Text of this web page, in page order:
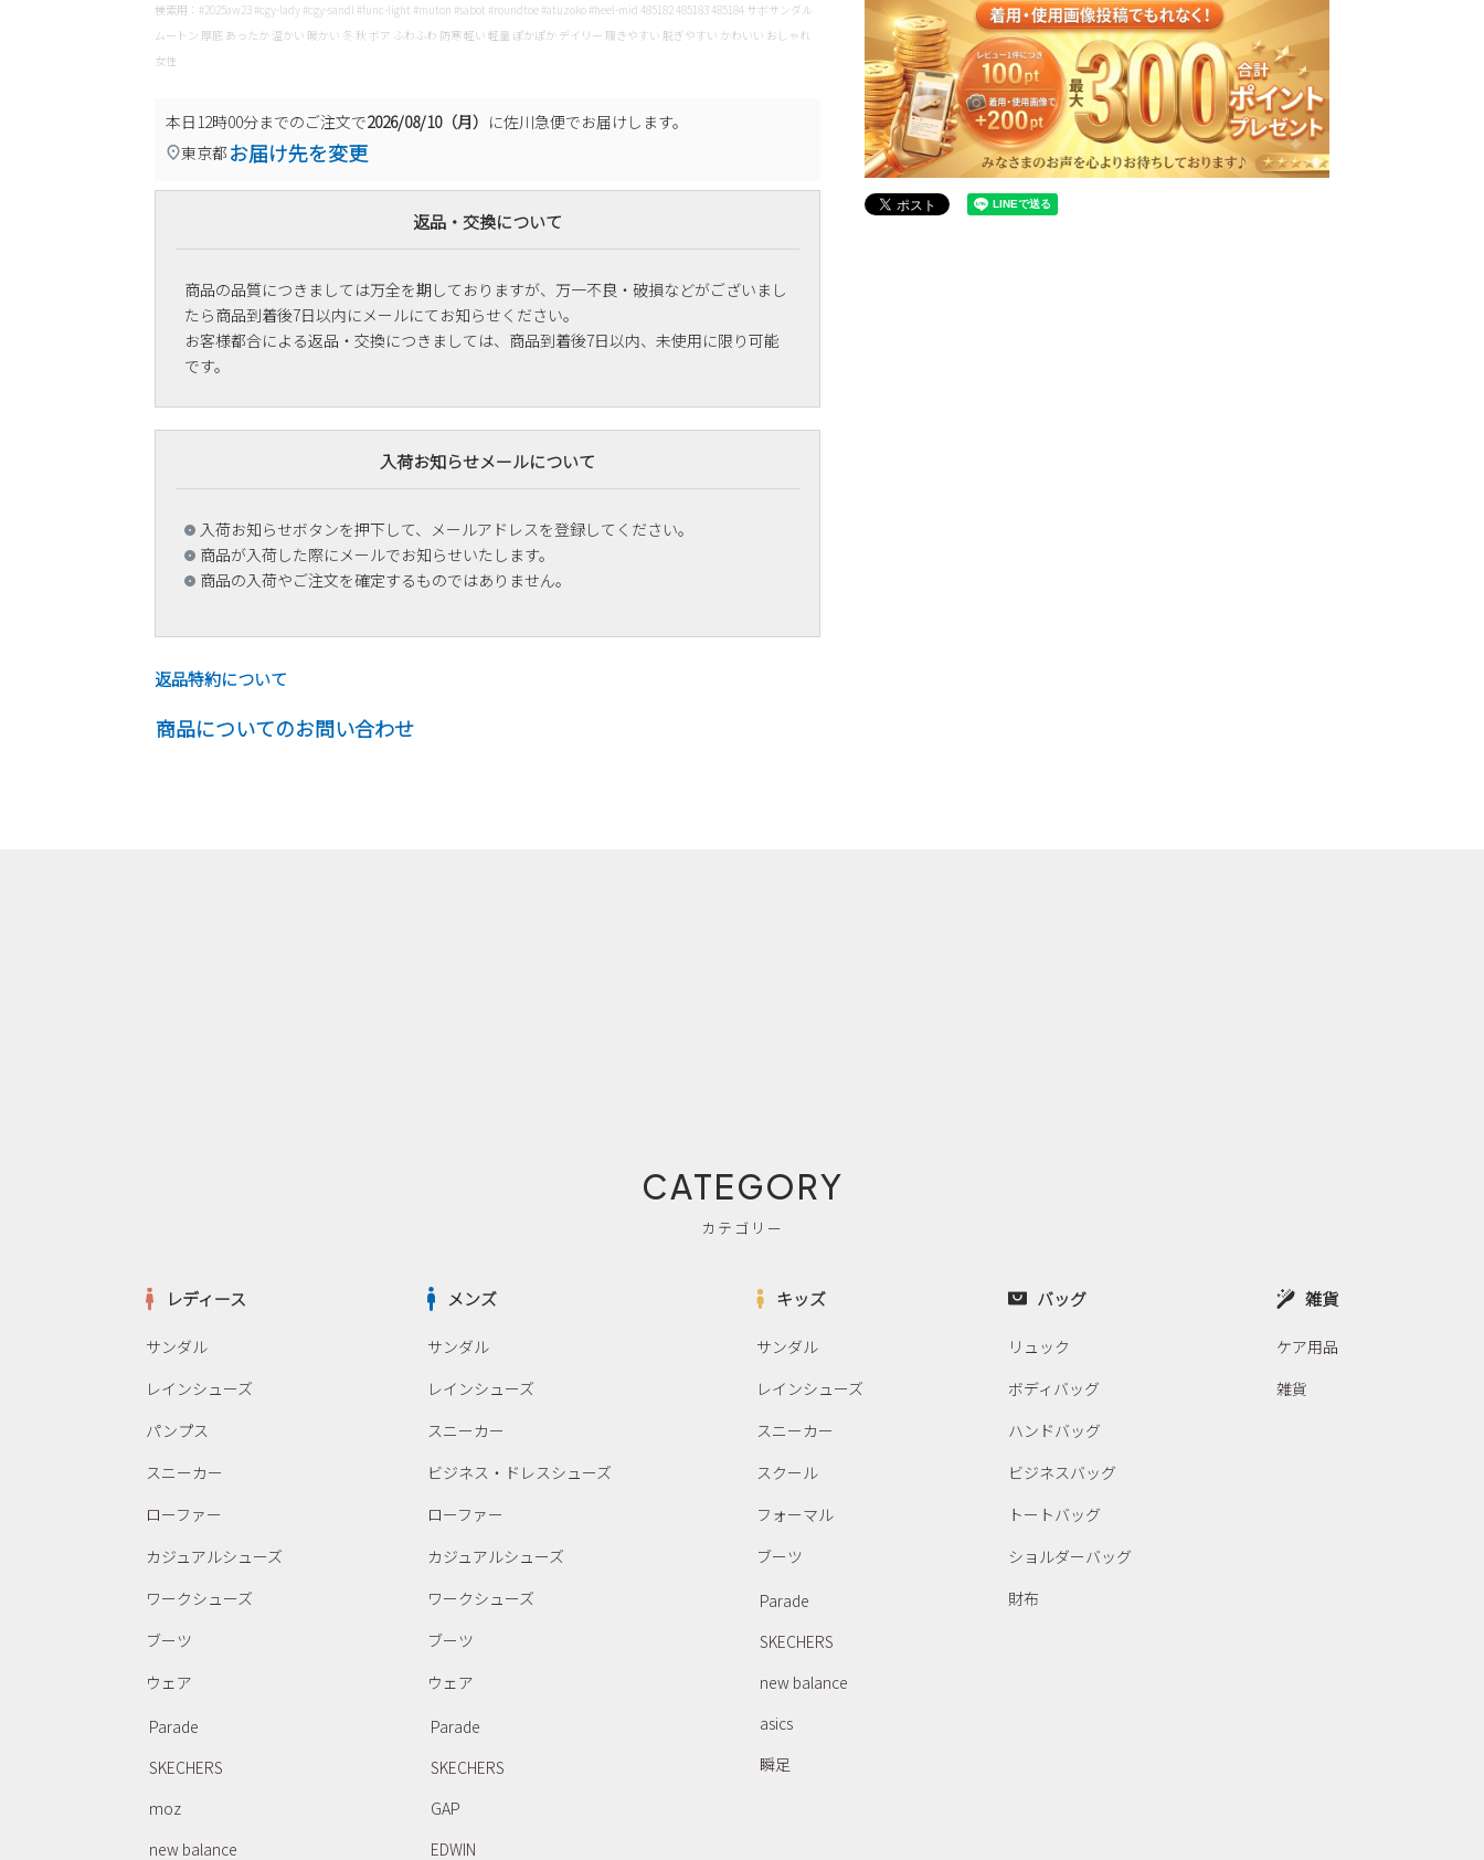
検索用：#2025aw23 #cgy-lady #cgy-sandl #func-light #muton #sabot #roundtoe #atuzoko #heel-mid 485182 485183 485184 サボサンダル
ムートン 厚底 あったか 温かい 暖かい 冬 秋 ボア ふわふわ 防寒 軽い 軽量 ぽかぽか デイリー 履きやすい 脱ぎやすい かわいい おしゃれ
女性
本日12時00分までのご注文で2026/08/10（月） に佐川急便でお届けします。
東京都 お届け先を変更
返品・交換について
商品の品質につきましては万全を期しておりますが、万一不良・破損などがございまし
たら商品到着後7日以内にメールにてお知らせください。
お客様都合による返品・交換につきましては、商品到着後7日以内、未使用に限り可能
です。
入荷お知らせメールについて
入荷お知らせボタンを押下して、メールアドレスを登録してください。
商品が入荷した際にメールでお知らせいたします。
商品の入荷やご注文を確定するものではありません。
返品特約について
商品についてのお問い合わせ
CATEGORY
カテゴリー
レディース
サンダル
レインシューズ
パンプス
スニーカー
ローファー
カジュアルシューズ
ワークシューズ
ブーツ
ウェア
Parade
SKECHERS
moz
new balance
メンズ
サンダル
レインシューズ
スニーカー
ビジネス・ドレスシューズ
ローファー
カジュアルシューズ
ワークシューズ
ブーツ
ウェア
Parade
SKECHERS
GAP
EDWIN
キッズ
サンダル
レインシューズ
スニーカー
スクール
フォーマル
ブーツ
Parade
SKECHERS
new balance
asics
瞬足
バッグ
リュック
ボディバッグ
ハンドバッグ
ビジネスバッグ
トートバッグ
ショルダーバッグ
財布
雑貨
ケア用品
雑貨